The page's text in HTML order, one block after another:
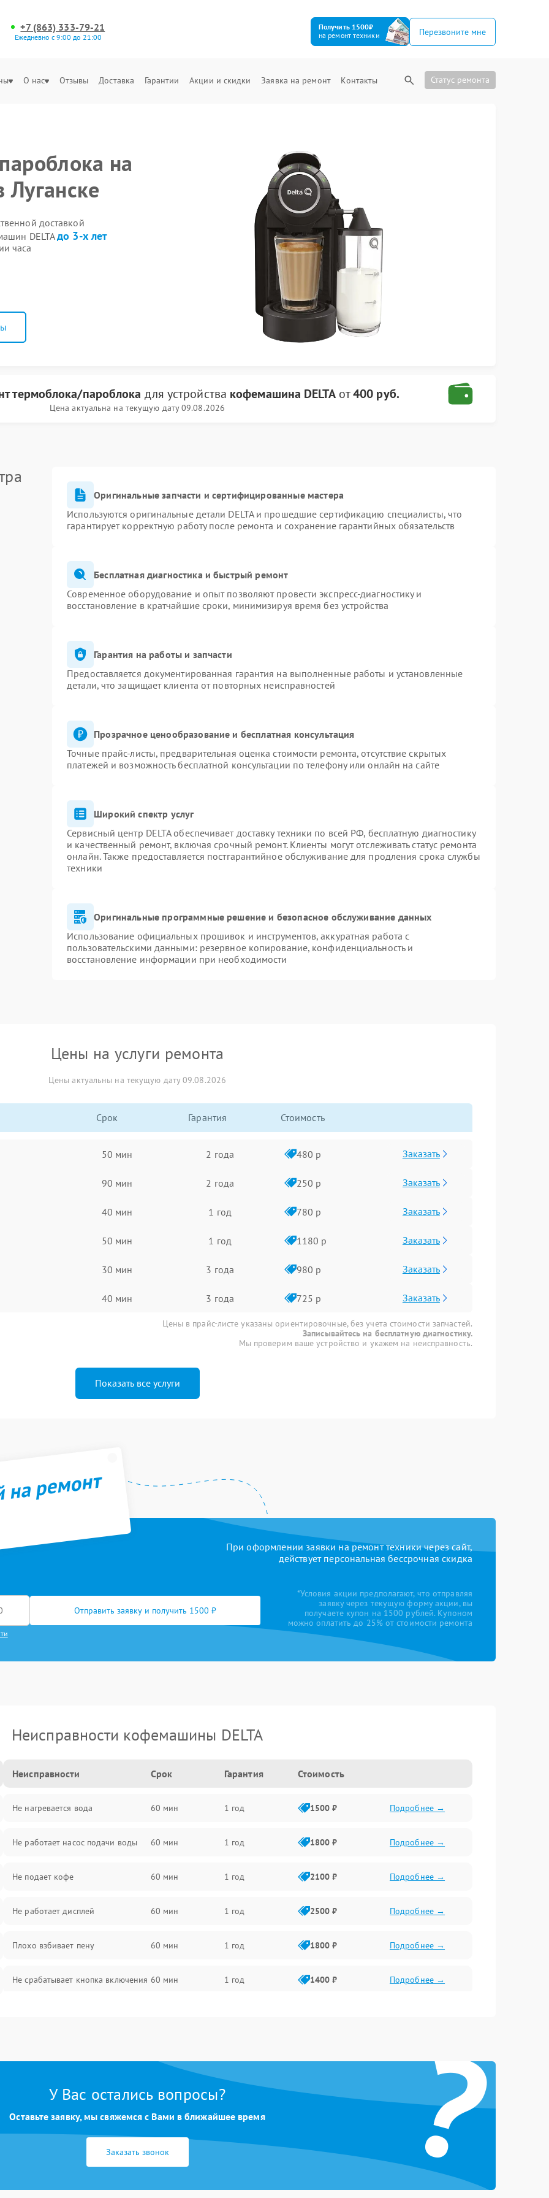
+7 (863) 333-79-21
Ежедневно с 9:00 до 21:00
Получить 1500₽
на ремонт техники
Перезвоните мне
О нас Отзывы Доставка Гарантии Акции и скидки Заявка на ремонт Контакты Статус ремонта
на
доставкой
DELTAдо 3-х лет
часа
термоблока/пароблока для устройства кофемашина DELTAот400 руб.
Цена актуальна на текущую дату 09.08.2026
Оригинальные запчасти и сертифицированные мастера
Используются оригинальные детали DELTA и прошедшие сертификацию специалисты, что
гарантирует корректную работу после ремонта и сохранение гарантийных обязательств
Бесплатная диагностика и быстрый ремонт
Современное оборудование и опыт позволяют провести экспресс-диагностику и
восстановление в кратчайшие сроки, минимизируя время без устройства
Гарантия на работы и запчасти
Предоставляется документированная гарантия на выполненные работы и установленные
детали, что защищает клиента от повторных неисправностей
Прозрачное ценообразование и бесплатная консультация
Точные прайс-листы, предварительная оценка стоимости ремонта, отсутствие скрытых
платежей и возможность бесплатной консультации по телефону или онлайн на сайте
Широкий спектр услуг
Сервисный центр DELTA обеспечивает доставку техники по всей РФ, бесплатную диагностику
и качественный ремонт, включая срочный ремонт. Клиенты могут отслеживать статус ремонта
онлайн. Также предоставляется постгарантийное обслуживание для продления срока службы
техники
Оригинальные программные решение и безопасное обслуживание данных
Использование официальных прошивок и инструментов, аккуратная работа с
пользовательскими данными: резервное копирование, конфиденциальность и
восстановление информации при необходимости
Цены на услуги ремонта
Цены актуальны на текущую дату 09.08.2026
Срок Гарантия Стоимость
50 мин 2 года 480 р Заказать
90 мин 2 года 250 р Заказать
40 мин 1 год 780 р Заказать
50 мин 1 год 1180 р Заказать
30 мин 3 года 980 р Заказать
40 мин 3 года 725 р Заказать
Цены в прайс-листе указаны ориентировочные, без учета стоимости запчастей.
Записывайтесь на бесплатную диагностику.
Мы проверим ваше устройство и укажем на неисправность.
Показать все услуги
ремонт
При оформлении заявки на ремонт техники через сайт,
действует персональная бессрочная скидка
Отправить заявку и получить 1500 ₽
*Условия акции предполагают, что отправляя
заявку через текущую форму акции, вы
получаете купон на 1500 рублей. Купоном
можно оплатить до 25% от стоимости ремонта
Неисправности кофемашины DELTA
Неисправности Срок Гарантия Стоимость
Не нагревается вода 60 мин 1 год 1500 ₽ Подробнее →
Не работает насос подачи воды 60 мин 1 год 1800 ₽ Подробнее →
Не подает кофе 60 мин 1 год 2100 ₽ Подробнее →
Не работает дисплей 60 мин 1 год 2500 ₽ Подробнее →
Плохо взбивает пену 60 мин 1 год 1800 ₽ Подробнее →
Не срабатывает кнопка включения 60 мин 1 год 1400 ₽ Подробнее →
?
У Вас остались вопросы?
Оставьте заявку, мы свяжемся с Вами в ближайшее время
Заказать звонок